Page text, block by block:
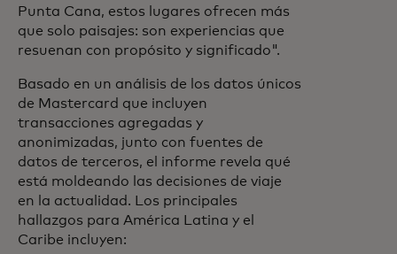
Punta Cana, estos lugares ofrecen más
que solo paisajes: son experiencias que
resuenan con propósito y significado".
Basado en un análisis de los datos únicos
de Mastercard que incluyen
transacciones agregadas y
anonimizadas, junto con fuentes de
datos de terceros, el informe revela qué
está moldeando las decisiones de viaje
en la actualidad. Los principales
hallazgos para América Latina y el
Caribe incluyen: